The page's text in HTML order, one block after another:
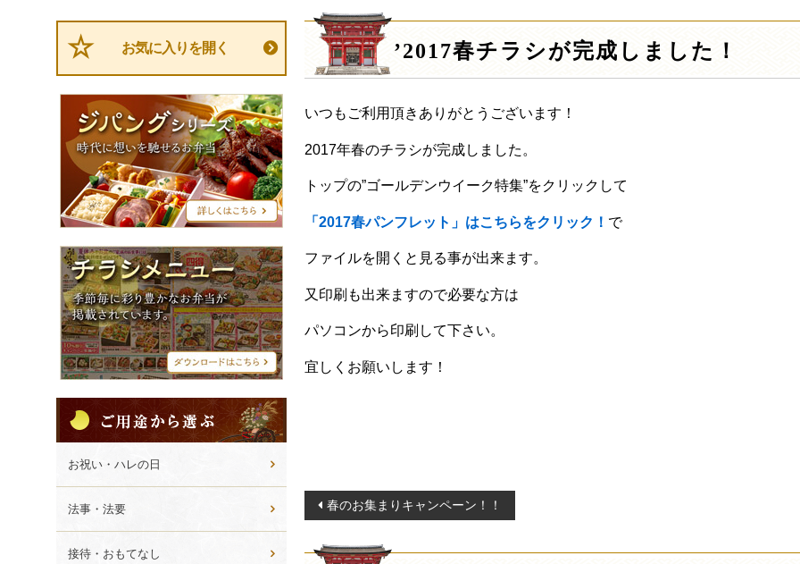
’2017春チラシが完成しました！
いつもご利用頂きありがとうございます！
2017年春のチラシが完成しました。
トップの”ゴールデンウイーク特集”をクリックして
「2017春パンフレット」はこちらをクリック！ で
ファイルを開くと見る事が出来ます。
又印刷も出来ますので必要な方は
パソコンから印刷して下さい。
宜しくお願いします！
投
稿
ナ
春のお集まりキャンペーン！！
お気に入りを開く
ジ
ン
グ
ー
ズ
チ
ラ
シ
メ
ニ
ュ
ー
用
途
か
ら
選
ぶ
お祝い・ハレの日
法事・法要
接待・おもてなし